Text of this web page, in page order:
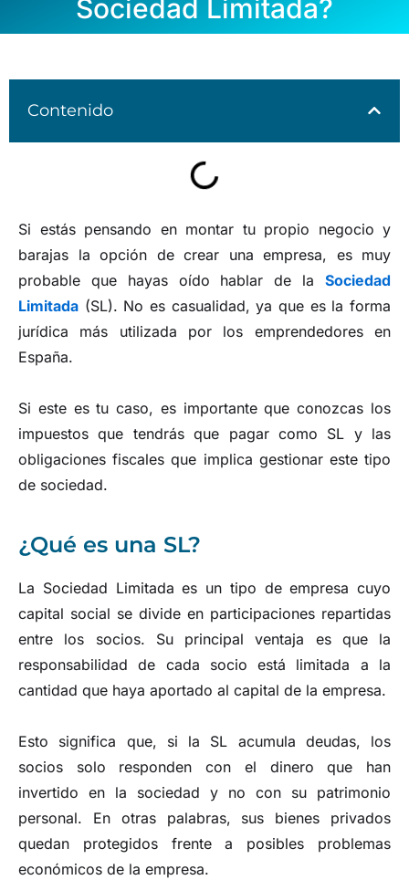
Sociedad Limitada?
Contenido
Si estás pensando en montar tu propio negocio y
barajas la opción de crear una empresa, es muy
probable que hayas oído hablar de la Sociedad
Limitada (SL). No es casualidad, ya que es la forma
jurídica más utilizada por los emprendedores en
España.
Si este es tu caso, es importante que conozcas los
impuestos que tendrás que pagar como SL y las
obligaciones fiscales que implica gestionar este tipo
de sociedad.
¿Qué es una SL?
La Sociedad Limitada es un tipo de empresa cuyo
capital social se divide en participaciones repartidas
entre los socios. Su principal ventaja es que la
responsabilidad de cada socio está limitada a la
cantidad que haya aportado al capital de la empresa.
Esto significa que, si la SL acumula deudas, los
socios solo responden con el dinero que han
invertido en la sociedad y no con su patrimonio
personal. En otras palabras, sus bienes privados
quedan protegidos frente a posibles problemas
económicos de la empresa.